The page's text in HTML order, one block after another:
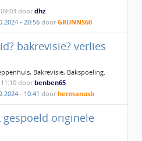
09:03 doordhz
- 20:56doorGRUNNS60
bakrevisie? verlies
Bakrevisie, Bakspoeling.
11:10 doorbenben65
- 10:41doorhermanusb
gespoeld originele